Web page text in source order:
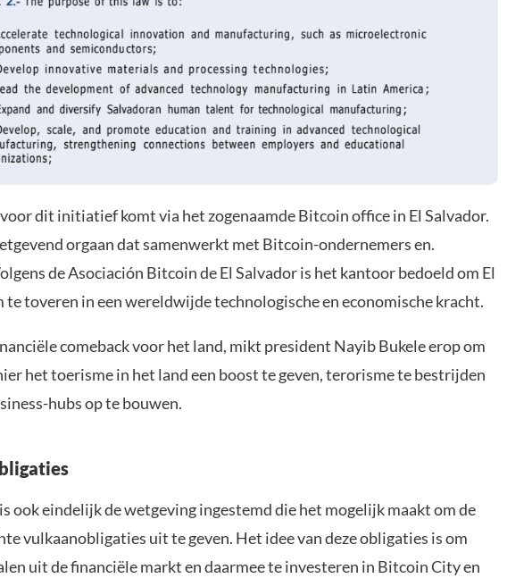
dit initiatief komt via het zogenaamde Bitcoin office in El Salvador.
orgaan dat samenwerkt met Bitcoin-ondernemers en.
de Asociación Bitcoin de El Salvador is het kantoor bedoeld om El
te toveren in een wereldwijde technologische en economische kracht.
comeback voor het land, mikt president Nayib Bukele erop om
het toerisme in het land een boost te geven, terorisme te bestrijden
hubs op te bouwen.
ook eindelijk de wetgeving ingestemd die het mogelijk maakt om de
vulkaanobligaties uit te geven. Het idee van deze obligaties is om
uit de financiële markt en daarmee te investeren in Bitcoin City en